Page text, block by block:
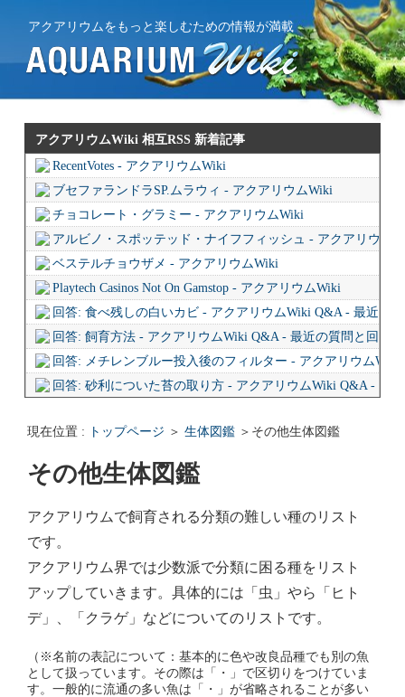
アクアリウムをもっと楽しむための情報が満載
アクアリウムWiki 相互RSS 新着記事
RecentVotes - アクアリウムWiki
ブセファランドラSP.ムラウィ - アクアリウムWiki
チョコレート・グラミー - アクアリウムWiki
アルビノ・スポッテッド・ナイフフィッシュ - アクアリウム
ベステルチョウザメ - アクアリウムWiki
Playtech Casinos Not On Gamstop - アクアリウムWiki
回答: 食べ残しの白いカビ - アクアリウムWiki Q&A - 最近の
回答: 飼育方法 - アクアリウムWiki Q&A - 最近の質問と回答
回答: メチレンブルー投入後のフィルター - アクアリウム
回答: 砂利についた苔の取り方 - アクアリウムWiki Q&A - 最
回答: ガラス面に卵を産まない貝っていますか？ - アクアリ
現在位置 : トップページ ＞ 生体図鑑 ＞その他生体図鑑
その他生体図鑑
アクアリウムで飼育される分類の難しい種のリスト
です。
アクアリウム界では少数派で分類に困る種をリスト
アップしていきます。具体的には「虫」やら「ヒト
デ」、「クラゲ」などについてのリストです。
（※名前の表記について：基本的に色や改良品種でも別の魚
として扱っています。その際は「・」で区切りをつけていま
す。一般的に流通の多い魚は「・」が省略されることが多い